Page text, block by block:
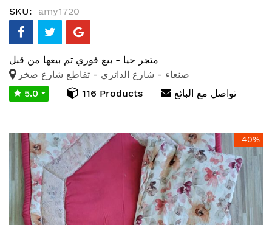
SKU amy1720
تم بيعها من قبل متجر حيا - بيع فوري
صنعاء - شارع الدائري - تقاطع شارع صخر
5.0
116 Products تواصل مع البائع
انتقل
إلى
النهاية
معرض
الصور
-40%